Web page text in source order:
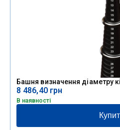
Башня визначення діаметру
8 486,40 грн
В наявності